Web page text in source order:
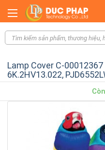
Lamp Cover C-
6K.2HV13.022,